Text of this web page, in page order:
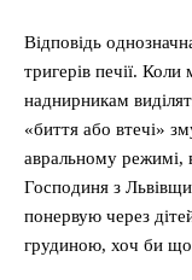
Відповідь
тригерів печії.
наднирникам
«биття або втечі»
авральному режимі,
Господиня з
понервую через
грудиною, хоч би що